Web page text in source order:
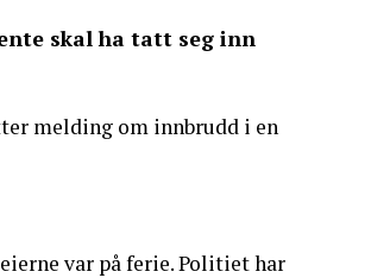
skal ha tatt seg inn
melding om innbrudd i en
var på ferie. Politiet har